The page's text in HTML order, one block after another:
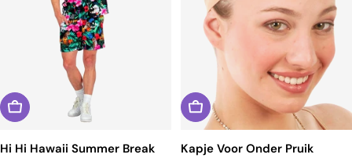
Hi Hi Hawaii Summer Break
Kapje Voor Onder Pruik